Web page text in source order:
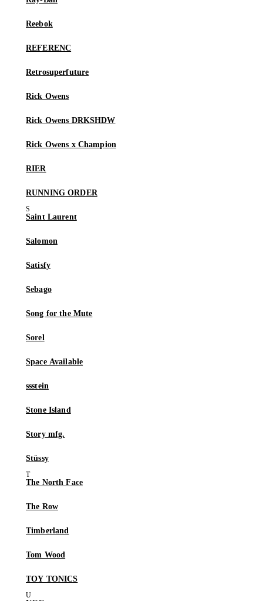
Reebok
REFERENC
Retrosuperfuture
Rick Owens
Rick Owens DRKSHDW
Rick Owens x Champion
RIER
RUNNING ORDER
Saint Laurent
Salomon
Satisfy
Sebago
Song for the Mute
Sorel
Space Available
ssstein
Stone Island
Story mfg.
Stüssy
The North Face
The Row
Timberland
Tom Wood
TOY TONICS